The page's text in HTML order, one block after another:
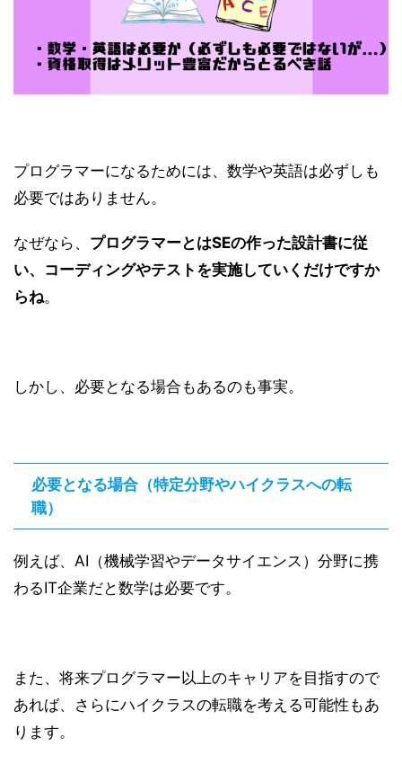
プログラマーになるためには、数学や英語は必ずしも
必要ではありません。
なぜなら、 プログラマーとはSEの作った設計書に従
い、コーディングやテストを実施していくだけですか
らね。
しかし、必要となる場合もあるのも事実。
必要となる場合（特定分野やハイクラスへの転
職）
例えば、AI（機械学習やデータサイエンス）分野に携
わるIT企業だと数学は必要です。
また、将来プログラマー以上のキャリアを目指すので
あれば、さらにハイクラスの転職を考える可能性もあ
ります。